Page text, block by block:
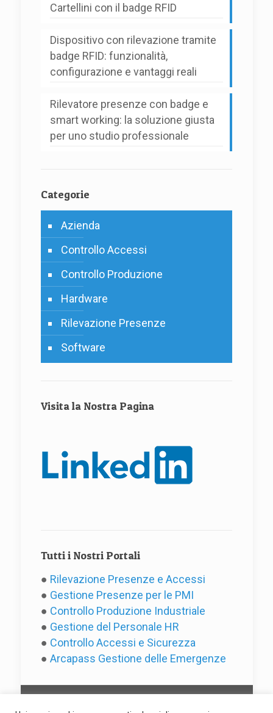
Cartellini con il badge RFID
Dispositivo con rilevazione tramite
badge RFID: funzionalità,
configurazione e vantaggi reali
Rilevatore presenze con badge e
smart working: la soluzione giusta
per uno studio professionale
Categorie
Azienda
Controllo Accessi
Controllo Produzione
Hardware
Rilevazione Presenze
Software
Visita la Nostra Pagina
Tutti i Nostri Portali
● Rilevazione Presenze e Accessi
● Gestione Presenze per le PMI
● Controllo Produzione Industriale
● Gestione del Personale HR
● Controllo Accessi e Sicurezza
● Arcapass Gestione delle Emergenze